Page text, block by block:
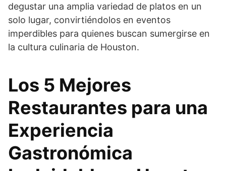
degustar una amplia variedad de platos en un
solo lugar, convirtiéndolos en eventos
imperdibles para quienes buscan sumergirse en
la cultura culinaria de Houston.
Los 5 Mejores
Restaurantes para una
Experiencia
Gastronómica